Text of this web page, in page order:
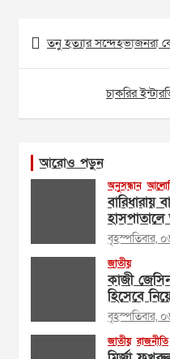
Post
navigation
তনু হত্যার সন্দেহভাজনরা
চাকরির
আরোও পড়ুন
অনুসন্ধান
বারিধারায়
হাসপাতালে
বৃহস্পতিবার,
জাতীয়
কাজী
হিসেবে
বৃহস্পতিবার,
জাতীয় রাজনীতি